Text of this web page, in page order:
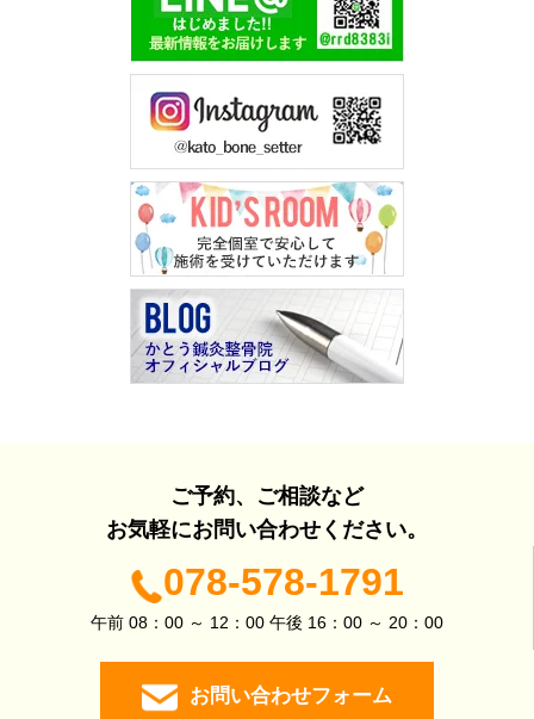
ご予約、ご相談など
お気軽にお問い合わせください。
078-578-1791
午前 08：00 ～ 12：00 午後 16：00 ～ 20：00
お問い合わせフォーム